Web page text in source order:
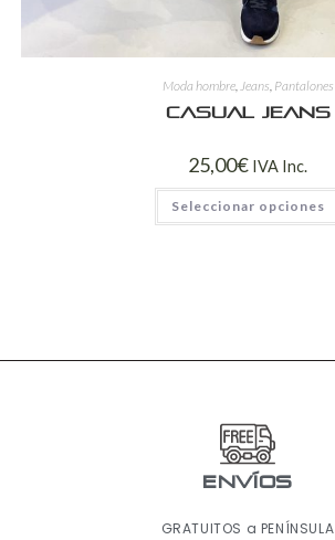
Moda hombre, Jeans Pantalones
Casual jeans
25,00€ IVA Inc.
Seleccionar opciones
ENVÍOS
GRATUITOS a PENÍNSULA